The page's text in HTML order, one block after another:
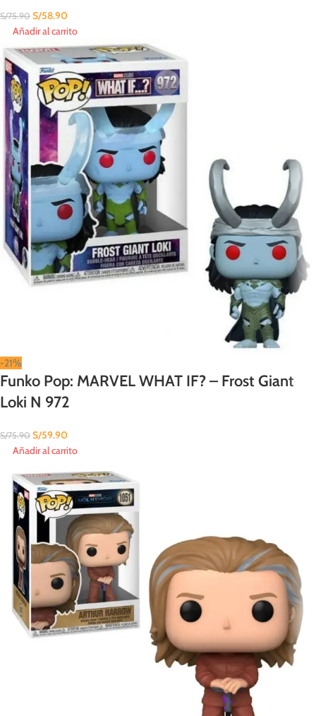
S/75.90 S/58.90
Añadir al carrito
-21%
Funko Pop: MARVEL WHAT IF? – Frost Giant
Loki N 972
S/75.90 S/59.90
Añadir al carrito